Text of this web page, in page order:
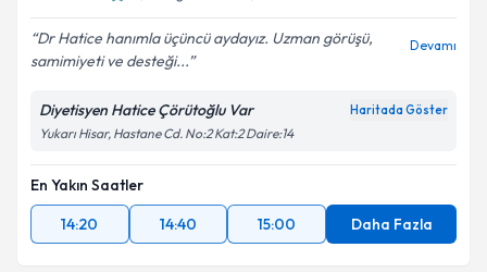
Dr Hatice hanımla üçüncü aydayız. Uzman görüşü,
samimiyeti ve desteği...
Devamı
Diyetisyen Hatice Çörütoğlu Var Haritada Göster
Yukarı Hisar, Hastane Cd. No:2 Kat:2 Daire:14
En Yakın Saatler
14:20
14:40 15:00 Daha Fazla